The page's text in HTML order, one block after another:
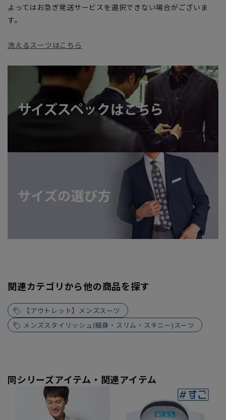
よってはお急ぎ発送サービスを選択できない場合がございま
す。
洗えるスーツはこちら
関連カテゴリから他の商品を探す
【アウトレット】メンズスーツ
メンズスタイリッシュ(細身・スリム・スキニー)スーツ
同シリーズアイテム・関連アイテム